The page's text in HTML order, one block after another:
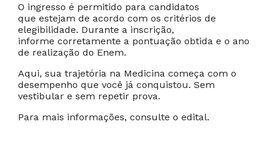
O ingresso é permitido para candidatos
que estejam de acordo com os critérios de
elegibilidade. Durante a inscrição,
informe corretamente a pontuação obtida e o ano
de realização do Enem.
Aqui, sua trajetória na Medicina começa com o
desempenho que você já conquistou. Sem
vestibular e sem repetir prova.
Para mais informações, consulte o edital.